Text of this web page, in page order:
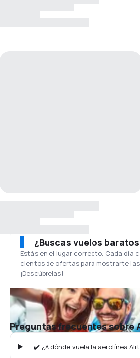
¿Buscas vuelos
Estás en el lugar correcto. Cada día
cientos de ofertas para mostrarte las
¡Descúbrelas!
Preguntas frecuentes sobre
✔️ ¿A dónde vuela la aerolínea